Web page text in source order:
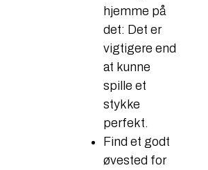
hjemme på
det: Det er
vigtigere end
at kunne
spille et
stykke
perfekt.​
Find et godt
øvested for